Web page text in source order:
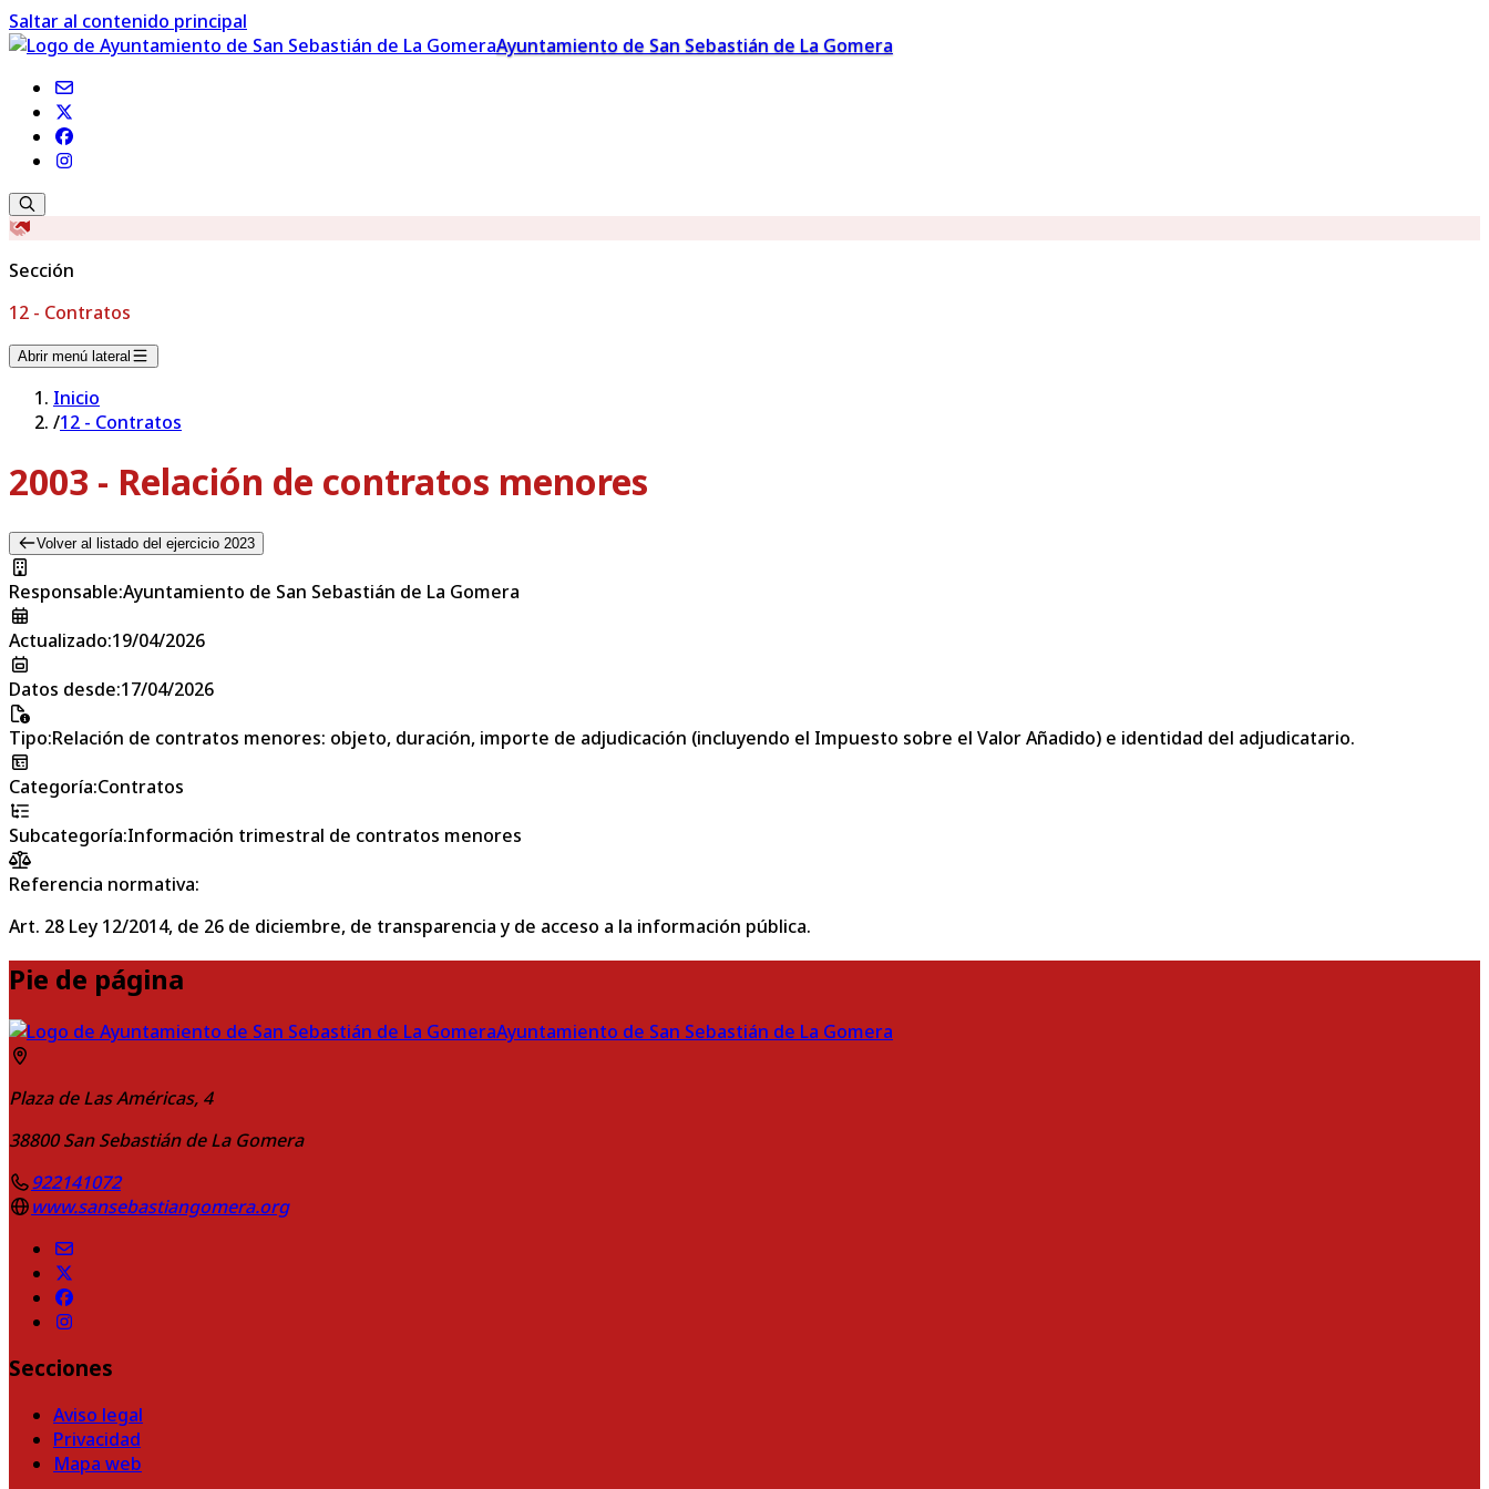
Saltar al contenido principal
Ayuntamiento de San Sebastián de La Gomera
Sección
12 - Contratos
Abrir menú lateral
Inicio
/12 - Contratos
2003 - Relación de contratos menores
Volver al listado del ejercicio 2023
Responsable:Ayuntamiento de San Sebastián de La Gomera
Actualizado:19/04/2026
Datos desde:17/04/2026
Tipo:Relación de contratos menores: objeto, duración, importe de adjudicación (incluyendo el Impuesto sobre el Valor Añadido) e identidad del adjudicatario.
Categoría:Contratos
Subcategoría:Información trimestral de contratos menores
Referencia normativa:
Art. 28 Ley 12/2014, de 26 de diciembre, de transparencia y de acceso a la información pública.
Pie de página
Ayuntamiento de San Sebastián de La Gomera
Plaza de Las Américas, 4
38800 San Sebastián de La Gomera
922141072
www.sansebastiangomera.org
Secciones
Aviso legal
Privacidad
Mapa web